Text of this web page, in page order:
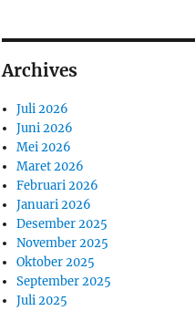
Archives
Juli 2026
Juni 2026
Mei 2026
Maret 2026
Februari 2026
Januari 2026
Desember 2025
November 2025
Oktober 2025
September 2025
Juli 2025